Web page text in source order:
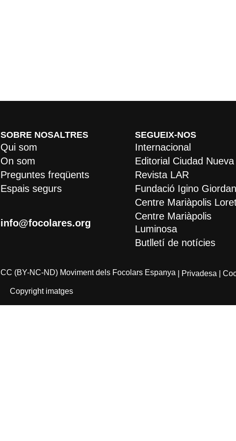
SOBRE NOSALTRES
Qui som
On som
Preguntes freqüents
Espais segurs
info@focolares.org
SEGUEIX-NOS
Internacional
Editorial Ciudad Nueva
Revista LAR
Fundació Igino
Centre Mariàpolis
Centre Mariàpolis
Luminosa
Butlletí de notícies
CC (BY-NC-ND) Moviment dels Focolars Espanya | Privadesa |
Copyright imatges